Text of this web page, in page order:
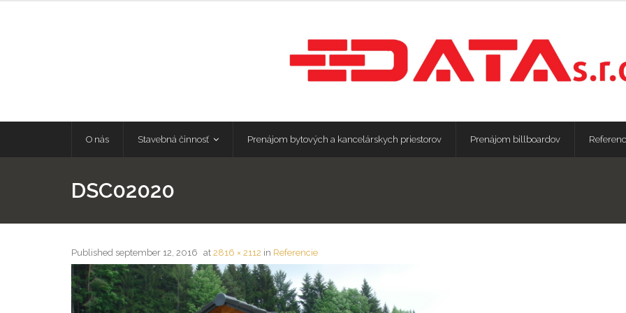
O nás Stavebná činnosť Prenájom bytových a kancelárskych priestorov Prenájom billboardov
DSC02020
Published september 12, 2016 at 2816 × 2112 in Referencie